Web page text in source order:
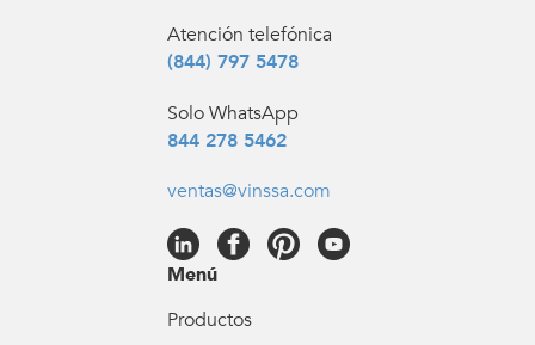
Atención telefónica
(844) 797 5478
Solo WhatsApp
844 278 5462
ventas@vinssa.com
Menú
Productos